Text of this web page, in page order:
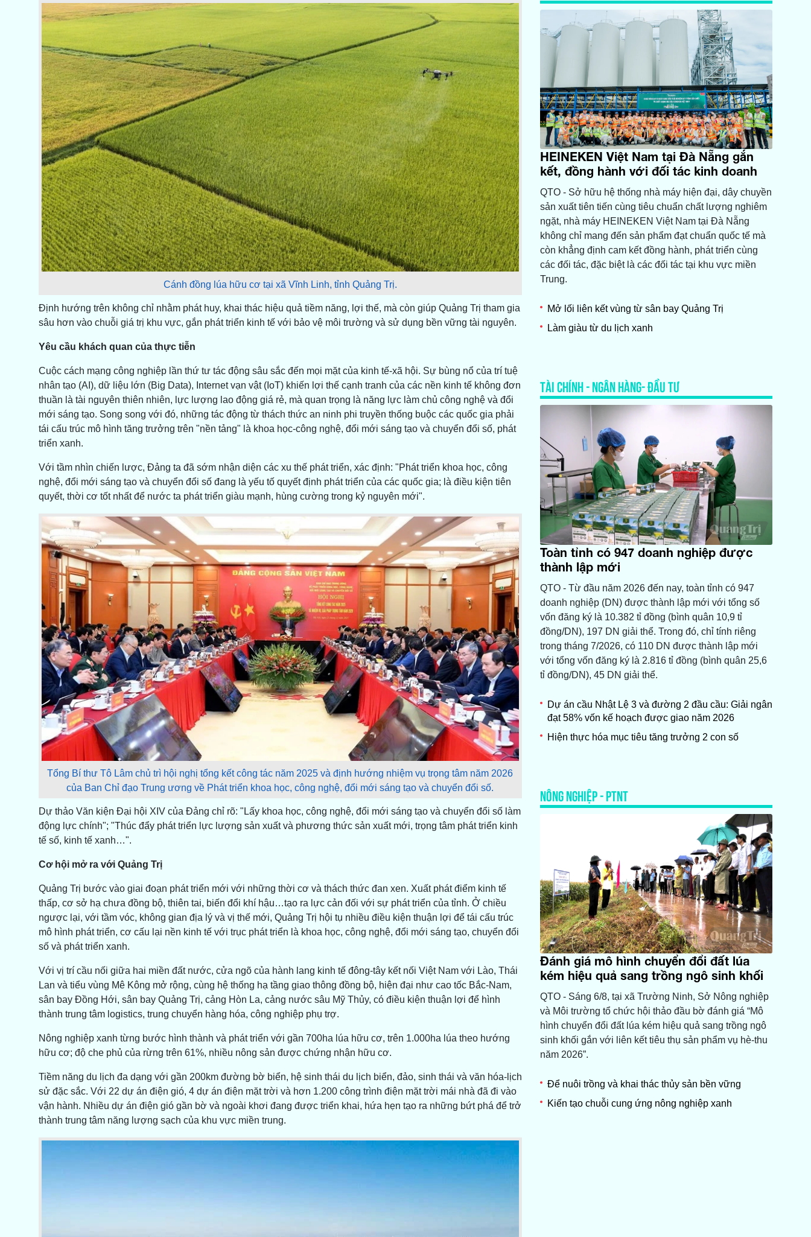
Cánh đồng lúa hữu cơ tại xã Vĩnh Linh, tỉnh Quảng Trị.
Định hướng trên không chỉ nhằm phát huy, khai thác hiệu quả tiềm năng, lợi thế, mà còn giúp Quảng Trị tham gia
sâu hơn vào chuỗi giá trị khu vực, gắn phát triển kinh tế với bảo vệ môi trường và sử dụng bền vững tài nguyên.
Yêu cầu khách quan của thực tiễn
Cuộc cách mạng công nghiệp lần thứ tư tác động sâu sắc đến mọi mặt của kinh tế-xã hội. Sự bùng nổ của trí tuệ
nhân tạo (AI), dữ liệu lớn (Big Data), Internet vạn vật (IoT) khiến lợi thế cạnh tranh của các nền kinh tế không đơn
thuần là tài nguyên thiên nhiên, lực lượng lao động giá rẻ, mà quan trọng là năng lực làm chủ công nghệ và đổi
mới sáng tạo. Song song với đó, những tác động từ thách thức an ninh phi truyền thống buộc các quốc gia phải
tái cấu trúc mô hình tăng trưởng trên "nền tảng" là khoa học-công nghệ, đổi mới sáng tạo và chuyển đổi số, phát
triển xanh.
Với tầm nhìn chiến lược, Đảng ta đã sớm nhận diện các xu thế phát triển, xác định: "Phát triển khoa học, công
nghệ, đổi mới sáng tạo và chuyển đổi số đang là yếu tố quyết định phát triển của các quốc gia; là điều kiện tiên
quyết, thời cơ tốt nhất để nước ta phát triển giàu mạnh, hùng cường trong kỷ nguyên mới".
Tổng Bí thư Tô Lâm chủ trì hội nghị tổng kết công tác năm 2025 và định hướng nhiệm vụ trọng tâm năm 2026
của Ban Chỉ đạo Trung ương về Phát triển khoa học, công nghệ, đổi mới sáng tạo và chuyển đổi số.
Dự thảo Văn kiện Đại hội XIV của Đảng chỉ rõ: "Lấy khoa học, công nghệ, đổi mới sáng tạo và chuyển đổi số làm
động lực chính"; "Thúc đẩy phát triển lực lượng sản xuất và phương thức sản xuất mới, trọng tâm phát triển kinh
tế số, kinh tế xanh…".
Cơ hội mở ra với Quảng Trị
Quảng Trị bước vào giai đoạn phát triển mới với những thời cơ và thách thức đan xen. Xuất phát điểm kinh tế
thấp, cơ sở hạ chưa đồng bộ, thiên tai, biến đổi khí hậu…tạo ra lực cản đối với sự phát triển của tỉnh. Ở chiều
ngược lại, với tầm vóc, không gian địa lý và vị thế mới, Quảng Trị hội tụ nhiều điều kiện thuận lợi để tái cấu trúc
mô hình phát triển, cơ cấu lại nền kinh tế với trục phát triển là khoa học, công nghệ, đổi mới sáng tạo, chuyển đổi
số và phát triển xanh.
Với vị trí cầu nối giữa hai miền đất nước, cửa ngõ của hành lang kinh tế đông-tây kết nối Việt Nam với Lào, Thái
Lan và tiểu vùng Mê Kông mở rộng, cùng hệ thống hạ tầng giao thông đồng bộ, hiện đại như cao tốc Bắc-Nam,
sân bay Đồng Hới, sân bay Quảng Trị, cảng Hòn La, cảng nước sâu Mỹ Thủy, có điều kiện thuận lợi để hình
thành trung tâm logistics, trung chuyển hàng hóa, công nghiệp phụ trợ.
Nông nghiệp xanh từng bước hình thành và phát triển với gần 700ha lúa hữu cơ, trên 1.000ha lúa theo hướng
hữu cơ; độ che phủ của rừng trên 61%, nhiều nông sản được chứng nhận hữu cơ.
Tiềm năng du lịch đa dạng với gần 200km đường bờ biển, hệ sinh thái du lịch biển, đảo, sinh thái và văn hóa-lịch
sử đặc sắc. Với 22 dự án điện gió, 4 dự án điện mặt trời và hơn 1.200 công trình điện mặt trời mái nhà đã đi vào
vận hành. Nhiều dự án điện gió gần bờ và ngoài khơi đang được triển khai, hứa hẹn tạo ra những bứt phá để trở
thành trung tâm năng lượng sạch của khu vực miền trung.
HEINEKEN Việt Nam tại Đà Nẵng gắn
kết, đồng hành với đối tác kinh doanh
QTO - Sở hữu hệ thống nhà máy hiện đại, dây chuyền
sản xuất tiên tiến cùng tiêu chuẩn chất lượng nghiêm
ngặt, nhà máy HEINEKEN Việt Nam tại Đà Nẵng
không chỉ mang đến sản phẩm đạt chuẩn quốc tế mà
còn khẳng định cam kết đồng hành, phát triển cùng
các đối tác, đặc biệt là các đối tác tại khu vực miền
Trung.
Mở lối liên kết vùng từ sân bay Quảng Trị
Làm giàu từ du lịch xanh
TÀI CHÍNH - NGÂN HÀNG- ĐẦU TƯ
Toàn tỉnh có 947 doanh nghiệp được
thành lập mới
QTO - Từ đầu năm 2026 đến nay, toàn tỉnh có 947
doanh nghiệp (DN) được thành lập mới với tổng số
vốn đăng ký là 10.382 tỉ đồng (bình quân 10,9 tỉ
đồng/DN), 197 DN giải thể. Trong đó, chỉ tính riêng
trong tháng 7/2026, có 110 DN được thành lập mới
với tổng vốn đăng ký là 2.816 tỉ đồng (bình quân 25,6
tỉ đồng/DN), 45 DN giải thể.
Dự án cầu Nhật Lệ 3 và đường 2 đầu cầu: Giải ngân
đạt 58% vốn kế hoạch được giao năm 2026
Hiện thực hóa mục tiêu tăng trưởng 2 con số
NÔNG NGHIỆP - PTNT
Đánh giá mô hình chuyển đổi đất lúa
kém hiệu quả sang trồng ngô sinh khối
QTO - Sáng 6/8, tại xã Trường Ninh, Sở Nông nghiệp
và Môi trường tổ chức hội thảo đầu bờ đánh giá “Mô
hình chuyển đổi đất lúa kém hiệu quả sang trồng ngô
sinh khối gắn với liên kết tiêu thụ sản phẩm vụ hè-thu
năm 2026”.
Để nuôi trồng và khai thác thủy sản bền vững
Kiến tạo chuỗi cung ứng nông nghiệp xanh